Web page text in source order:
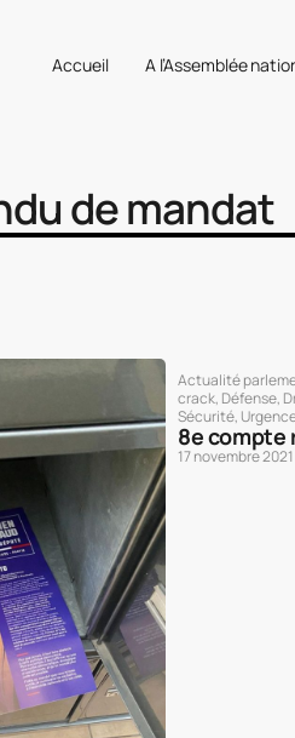
Accueil A l’Assemblée
de mandat
Actualité
crack, Défense,
Sécurité,
8e compte
17 novembre 2021